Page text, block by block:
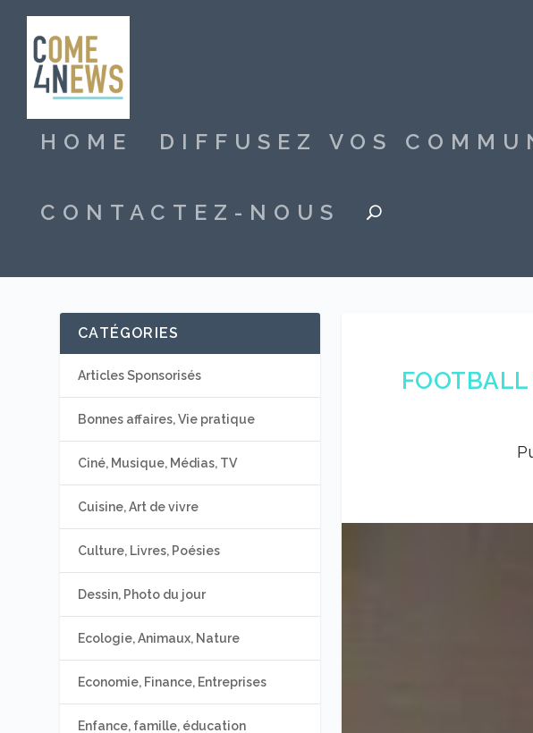
HOME DIFFUSEZ VOS
CONTACTEZ-NOUS
FOOTBALL
CATÉGORIES
Articles Sponsorisés
Bonnes affaires, Vie pratique
Ciné, Musique, Médias, TV
Cuisine, Art de vivre
Culture, Livres, Poésies
Dessin, Photo du jour
Ecologie, Animaux, Nature
Economie, Finance, Entreprises
Enfance, famille, éducation